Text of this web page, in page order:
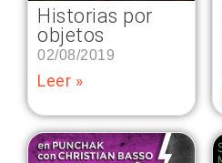
Historias por
objetos
02/08/2019
Leer »